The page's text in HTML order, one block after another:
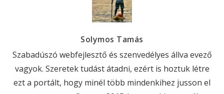
Solymos Tamás
Szabadúszó webfejlesztő és szenvedélyes állva evező
vagyok. Szeretek tudást átadni, ezért is hoztuk létre
ezt a portált, hogy minél több mindenkihez jusson el